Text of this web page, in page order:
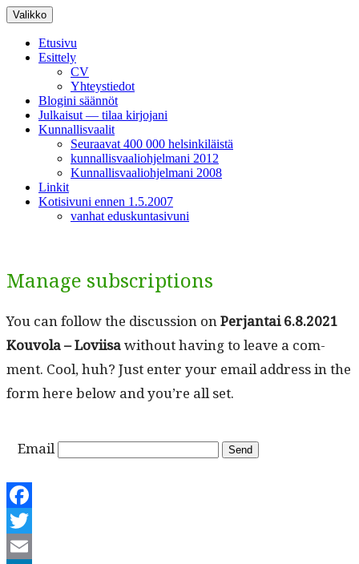
Siirry
sisältöön
Valikko
Etusivu
Esittely
CV
Yhteystiedot
Blogini säännöt
Julkaisut — tilaa kirjojani
Kunnallisvaalit
Seuraavat 400 000 helsinkiläistä
kunnallisvaaliohjelmani 2012
Kunnallisvaaliohjelmani 2008
Linkit
Kotisivuni ennen 1.5.2007
vanhat eduskuntasivuni
Manage subscriptions
You can fol­low the dis­cus­sion onPer­jan­tai 6.8.2021
Kou­vola – Lovi­isawith­out hav­ing to leave a com­
ment. Cool, huh? Just enter your email address in the
form here below and you’re all set.
Email
Facebook
Twitter